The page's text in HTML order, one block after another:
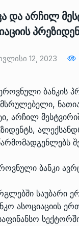
და არჩილ
12, 2023
ბანკის
არჩილ
ბანკი
საუბარი
ასოციაციის